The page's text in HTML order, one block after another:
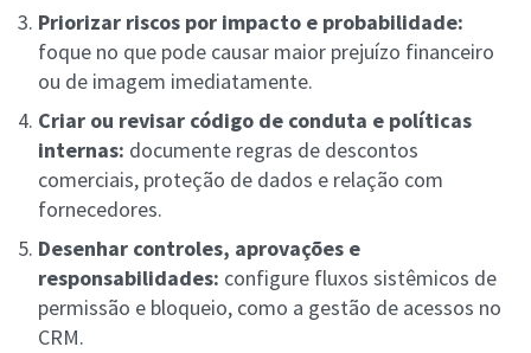
Priorizar riscos por impacto e probabilidade:
foque no que pode causar maior prejuízo financeiro
ou de imagem imediatamente.
Criar ou revisar código de conduta e políticas
internas: documente regras de descontos
comerciais, proteção de dados e relação com
fornecedores.
Desenhar controles, aprovações e
responsabilidades: configure fluxos sistêmicos de
permissão e bloqueio, como a gestão de acessos no
CRM.